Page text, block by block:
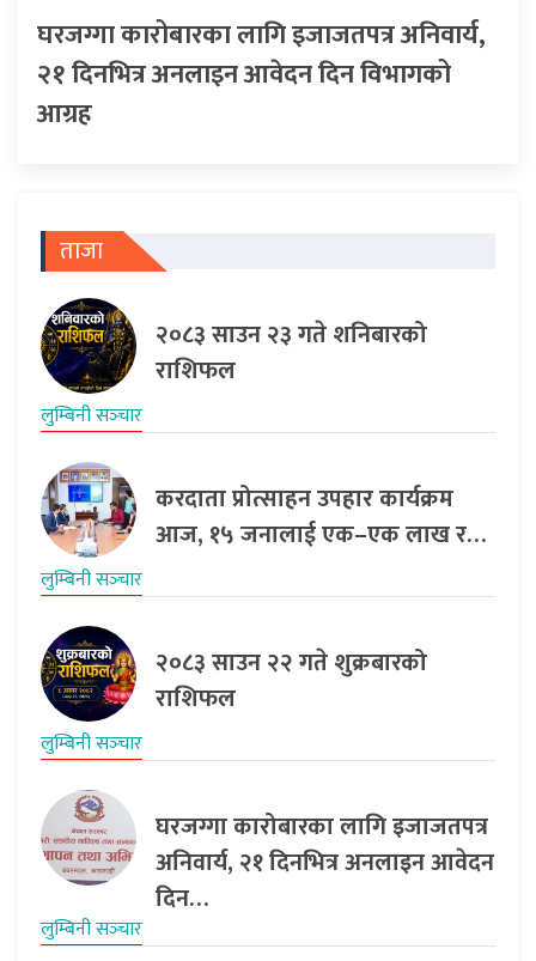
घरजग्गा कारोबारका लागि इजाजतपत्र अनिवार्य,
२१ दिनभित्र अनलाइन आवेदन दिन विभागको
आग्रह
ताजा
२०८३ साउन २३ गते शनिबारको
राशिफल
लुम्बिनी सञ्‍चार
करदाता प्रोत्साहन उपहार कार्यक्रम
आज, १५ जनालाई एक–एक लाख र…
लुम्बिनी सञ्‍चार
२०८३ साउन २२ गते शुक्रबारको
राशिफल
लुम्बिनी सञ्‍चार
घरजग्गा कारोबारका लागि इजाजतपत्र
अनिवार्य, २१ दिनभित्र अनलाइन आवेदन
दिन…
लुम्बिनी सञ्‍चार